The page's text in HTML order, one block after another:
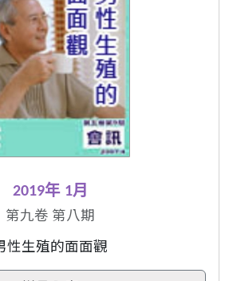
2019年 1月
第九卷 第八期
性生殖的面面觀